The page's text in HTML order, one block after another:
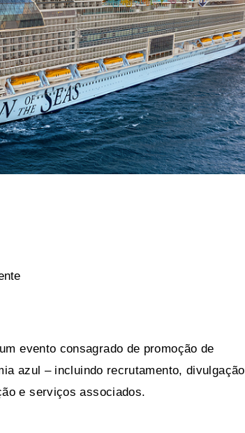
evento consagrado de promoção de
azul – incluindo recrutamento, divulgação
e serviços associados.